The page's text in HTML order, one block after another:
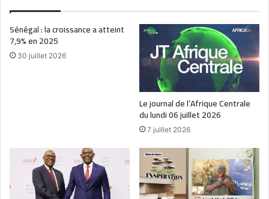
Sénégal : la croissance a atteint
7,9% en 2025
30 juillet 2026
Le journal de l’Afrique Centrale
du lundi 06 juillet 2026
7 juillet 2026